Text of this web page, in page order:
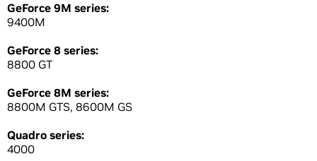
GeForce 9M series:
9400M
GeForce 8 series:
8800 GT
GeForce 8M series:
8800M GTS, 8600M GS
Quadro series:
4000